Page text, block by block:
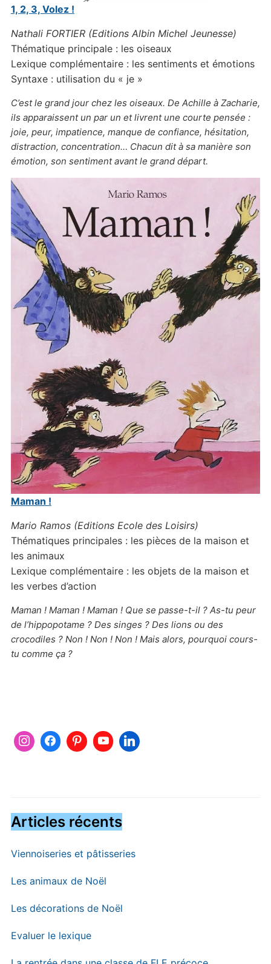
1, 2, 3, Volez !
Nathali FORTIER (Editions Albin Michel Jeunesse)
Thématique principale : les oiseaux
Lexique complémentaire : les sentiments et émotions
Syntaxe : utilisation du « je »
C’est le grand jour chez les oiseaux. De Achille à Zacharie,
ils apparaissent un par un et livrent une courte pensée :
joie, peur, impatience, manque de confiance, hésitation,
distraction, concentration… Chacun dit à sa manière son
émotion, son sentiment avant le grand départ.
Maman !
Mario Ramos (Editions Ecole des Loisirs)
Thématiques principales : les pièces de la maison et
les animaux
Lexique complémentaire : les objets de la maison et
les verbes d’action
Maman ! Maman ! Maman ! Que se passe-t-il ? As-tu peur
de l’hippopotame ? Des singes ? Des lions ou des
crocodiles ? Non ! Non ! Non ! Mais alors, pourquoi cours-
tu comme ça ?
Articles récents
Viennoiseries et pâtisseries
Les animaux de Noël
Les décorations de Noël
Evaluer le lexique